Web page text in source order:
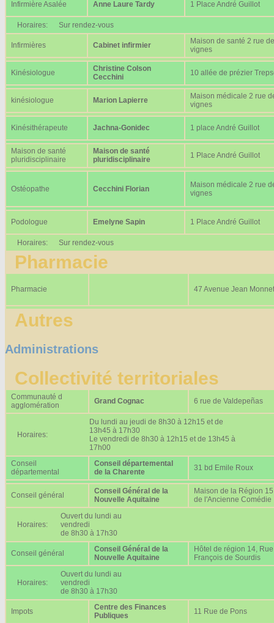
Infirmière Asalée Anne Laure Tardy 1 Place André Guillot
Horaires: Sur rendez-vous
Infirmières Cabinet infirmier
Maison de santé 2 rue
vignes
Kinésiologue
Christine Colson
Cecchini
10 allée de prézier
kinésiologue Marion Lapierre
Maison médicale 2 rue
vignes
Kinésithérapeute Jachna-Gonidec 1 place André Guillot
Maison de santé
pluridisciplinaire
Maison de santé
pluridisciplinaire
1 Place André Guillot
Ostéopathe Cecchini Florian
Maison médicale 2 rue
vignes
Podologue Emelyne Sapin 1 Place André Guillot
Horaires: Sur rendez-vous
Pharmacie
Pharmacie 47 Avenue Jean Monnet
Autres
Administrations
Collectivité territoriales
Communauté d
agglomération
Grand Cognac 6 rue de Valdepeñas
Horaires:
Du lundi au jeudi de 8h30 à 12h15 et de
13h45 à 17h30
Le vendredi de 8h30 à 12h15 et de 13h45 à
17h00
Conseil
départemental
Conseil départemental
de la Charente
31 bd Emile Roux
Conseil général
Conseil Général de la
Nouvelle Aquitaine
Maison de la Région
de l'Ancienne Comédie
Horaires:
Ouvert du lundi au
vendredi
de 8h30 à 17h30
Conseil général
Conseil Général de la
Nouvelle Aquitaine
Hôtel de région 14, Rue
François de Sourdis
Horaires:
Ouvert du lundi au
vendredi
de 8h30 à 17h30
Impots
Centre des Finances
Publiques
11 Rue de Pons